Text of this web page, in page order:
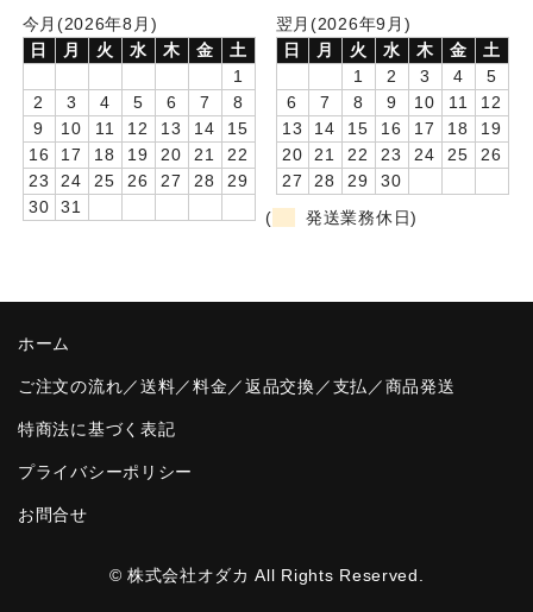
お絵かきギャラリー
自作オリジナル時計
卒園DVDアルバム
園や先生への贈り物
卒業記念品
目覚まし時計(集合)
温湿度計付目覚まし時計
制服メモリー
今月(2026年8月)
日
月 火 水 木 金
土
1
2
3 4 5 6 7
8
9
10 11 12 13 14
15
16
17 18 19 20 21
22
23
24 25 26 27 28
29
30
31
翌月(2026年9月)
日
月 火 水 木 金
土
1
2 3 4
5
6
7 8 9 10 11
12
13
14 15 16 17 18
19
20
21 22 23 24 25
26
27
28 29
30
(
発送業務休日)
ホーム
ご注文の流れ／送料／料金／返品交換／支払／商品発送
特商法に基づく表記
プライバシーポリシー
お問合せ
© 株式会社オダカ All Rights Reserved.